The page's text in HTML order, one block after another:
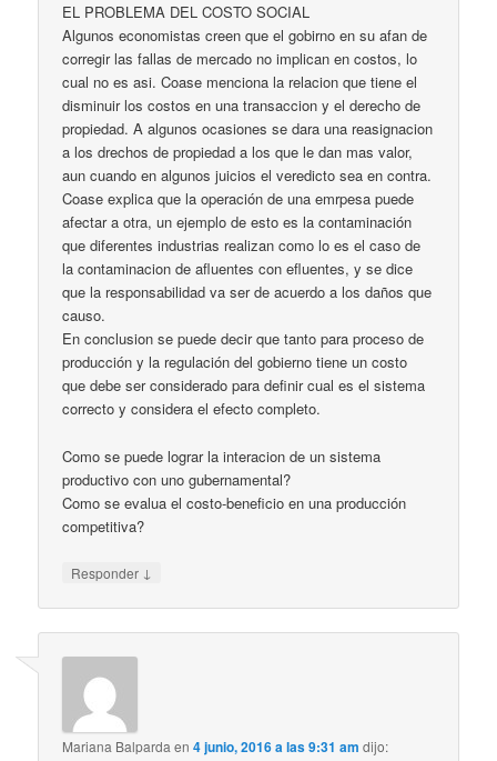
EL PROBLEMA DEL COSTO SOCIAL
Algunos economistas creen que el gobirno en su afan de
corregir las fallas de mercado no implican en costos, lo
cual no es asi. Coase menciona la relacion que tiene el
disminuir los costos en una transaccion y el derecho de
propiedad. A algunos ocasiones se dara una reasignacion
a los drechos de propiedad a los que le dan mas valor,
aun cuando en algunos juicios el veredicto sea en contra.
Coase explica que la operación de una emrpesa puede
afectar a otra, un ejemplo de esto es la contaminación
que diferentes industrias realizan como lo es el caso de
la contaminacion de afluentes con efluentes, y se dice
que la responsabilidad va ser de acuerdo a los daños que
causo.
En conclusion se puede decir que tanto para proceso de
producción y la regulación del gobierno tiene un costo
que debe ser considerado para definir cual es el sistema
correcto y considera el efecto completo.
Como se puede lograr la interacion de un sistema
productivo con uno gubernamental?
Como se evalua el costo-beneficio en una producción
competitiva?
Responder ↓
Mariana Balparda en4 junio, 2016 a las 9:31 am dijo: